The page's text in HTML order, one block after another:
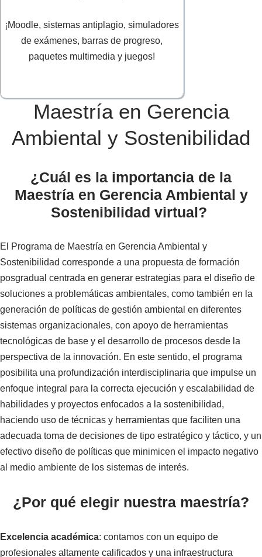
¡Moodle, sistemas antiplagio, simuladores
de exámenes, barras de progreso,
paquetes multimedia y juegos!
Maestría en Gerencia
Ambiental y Sostenibilidad
¿Cuál es la importancia de la
Maestría en Gerencia Ambiental y
Sostenibilidad virtual?
El Programa de Maestría en Gerencia Ambiental y
Sostenibilidad corresponde a una propuesta de formación
posgradual centrada en generar estrategias para el diseño de
soluciones a problemáticas ambientales, como también en la
generación de políticas de gestión ambiental en diferentes
sistemas organizacionales, con apoyo de herramientas
tecnológicas de base y el desarrollo de procesos desde la
perspectiva de la innovación. En este sentido, el programa
posibilita una profundización interdisciplinaria que impulse un
enfoque integral para la correcta ejecución y escalabilidad de
habilidades y proyectos enfocados a la sostenibilidad,
haciendo uso de técnicas y herramientas que faciliten una
adecuada toma de decisiones de tipo estratégico y táctico, y un
efectivo diseño de políticas que minimicen el impacto negativo
al medio ambiente de los sistemas de interés.
¿Por qué elegir nuestra maestría?
Excelencia académica: contamos con un equipo de
profesionales altamente calificados y una infraestructura